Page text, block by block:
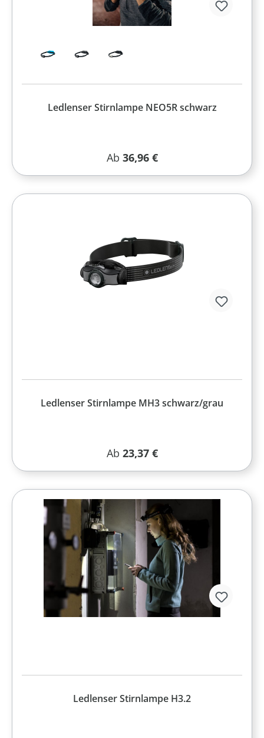
Ledlenser Stirnlampe NEO5R schwarz
Regulärer Preis:
Ab 36,96 €
Ledlenser Stirnlampe MH3 schwarz/grau
Regulärer Preis:
Ab 23,37 €
Ledlenser Stirnlampe H3.2